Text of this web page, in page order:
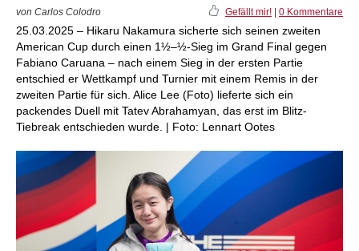
von Carlos Colodro Gefällt mir! 0 Kommentare
25.03.2025 – Hikaru Nakamura sicherte sich seinen zweiten
American Cup durch einen 1½–½-Sieg im Grand Final gegen
Fabiano Caruana – nach einem Sieg in der ersten Partie
entschied er Wettkampf und Turnier mit einem Remis in der
zweiten Partie für sich. Alice Lee (Foto) lieferte sich ein
packendes Duell mit Tatev Abrahamyan, das erst im Blitz-
Tiebreak entschieden wurde. | Foto: Lennart Ootes